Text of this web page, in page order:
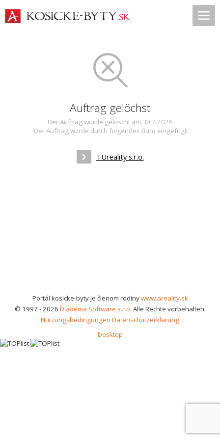
Auftrag gelöchst
Der Auftrag wurde gelöscht am 30.7.2026
Der Auftrag wzrde durch folgendes Büro eingefügt
TUreality s.r.o.
Portál kosicke-byty je členom rodinywww.areality.sk
© 1997 - 2026 Diadema Software s.r.o. Alle Rechte vorbehalten.
Nutzungsbedingungen Datenschutzerklärung
Desktop